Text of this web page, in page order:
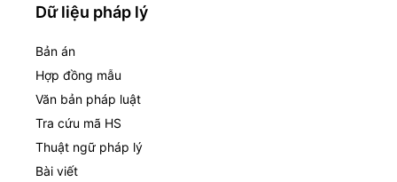
Dữ liệu pháp lý
Bản án
Hợp đồng mẫu
Văn bản pháp luật
Tra cứu mã HS
Thuật ngữ pháp lý
Bài viết